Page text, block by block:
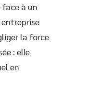
à un
la force
: elle
en